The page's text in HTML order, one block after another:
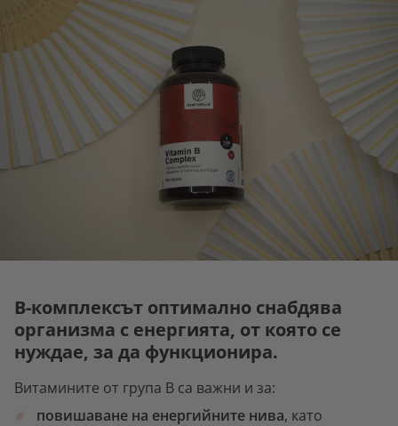
В-комплексът оптимално снабдява
организма с енергията, от която се
нуждае, за да функционира.
Витамините от група В са важни и за:
повишаване на енергийните нива, като